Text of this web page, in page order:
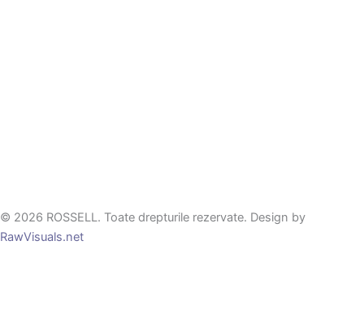
© 2026 ROSSELL. Toate drepturile rezervate. Design by
RawVisuals.net